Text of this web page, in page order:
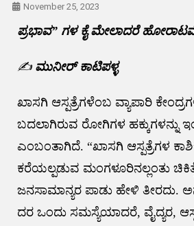
November 25, 2023
ಪ್ರಭಾವ” ಗಳ ಕೈ ಮೇಲಾದರೆ
✍️ ಮುನೀರ್ ಕಾಟಿಪಳ್ಳ
ಖಾಸಗಿ ಆಸ್ಪತ್ರೆಗಳೆಂಬ ವ್ಯಾಪಾರಿ
ಬದಲಾಗಿರುವ ರೋಗಿಗಳ ಹಕ್ಕುಗಳನ್ನು
ಎಂಬಂತಾಗಿದೆ. “ಖಾಸಗಿ ಆಸ್ಪತ್ರೆಗಳ
ಕರೆಯಲ್ಪಡುವ ಮಂಗಳೂರಿನಲ್ಲಂತು
ಜನಸಾಮಾನ್ಯರ ಪಾಡು ಹೇಳಿ ತೀರದು.
ದರ ಒಂದು ಸಮಸ್ಯೆಯಾದರೆ, ವೈದ್ಯರ,